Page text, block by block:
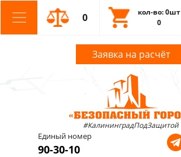
0
кол-во: 0шт
0
Заявка на расчёт
#КалининградПодЗащитой
Единый номер
90-30-10